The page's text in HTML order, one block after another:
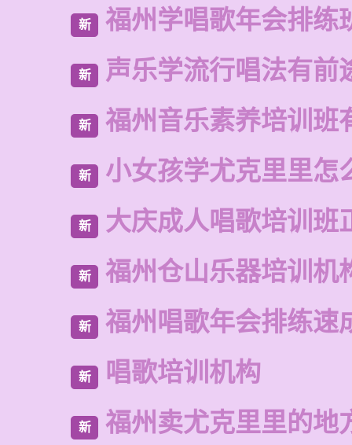
新 福州学唱歌年会排练
新 声乐学流行唱法有前
新 福州音乐素养培训班
新 小女孩学尤克里里怎
新 大庆成人唱歌培训班
新 福州仓山乐器培训机
新 福州唱歌年会排练速
新 唱歌培训机构
新 福州卖尤克里里的地